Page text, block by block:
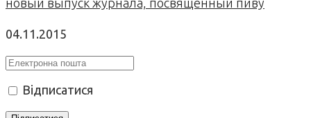
04.11.2015
Відписатися